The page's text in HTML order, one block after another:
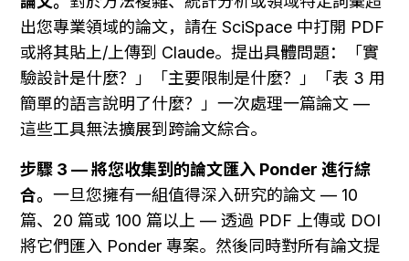
出您專業領域的論文，請在 SciSpace 中打開 PDF
或將其貼上/上傳到 Claude。提出具體問題：「實
驗設計是什麼？」「主要限制是什麼？」「表 3 用
簡單的語言說明了什麼？」一次處理一篇論文 —
這些工具無法擴展到跨論文綜合。
步驟 3 — 將您收集到的論文匯入 Ponder 進行綜
合。 一旦您擁有一組值得深入研究的論文 — 10
篇、20 篇或 100 篇以上 — 透過 PDF 上傳或 DOI
將它們匯入 Ponder 專案。然後同時對所有論文提